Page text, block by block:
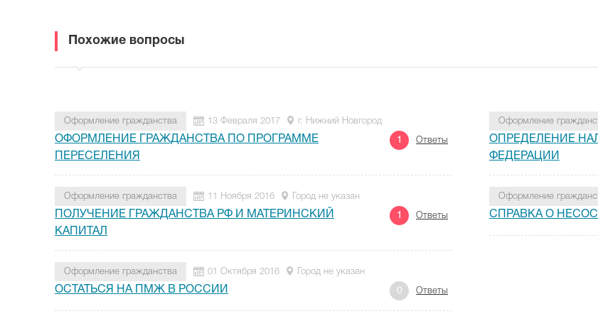
Похожие вопросы
Оформление гражданства 13 Февраля 2017 г. Нижний Новгород
ОФОРМЛЕНИЕ ГРАЖДАНСТВА ПО ПРОГРАММЕ
ПЕРЕСЕЛЕНИЯ
1 Ответы
Оформление
ОПРЕДЕЛЕНИЕ
ФЕДЕРАЦИИ
Оформление гражданства 11 Ноября 2016 Город не указан
ПОЛУЧЕНИЕ ГРАЖДАНСТВА РФ И МАТЕРИНСКИЙ
КАПИТАЛ
1 Ответы
Оформление
СПРАВКА О
Оформление гражданства 01 Октября 2016 Город не указан
ОСТАТЬСЯ НА ПМЖ В РОССИИ 0 Ответы